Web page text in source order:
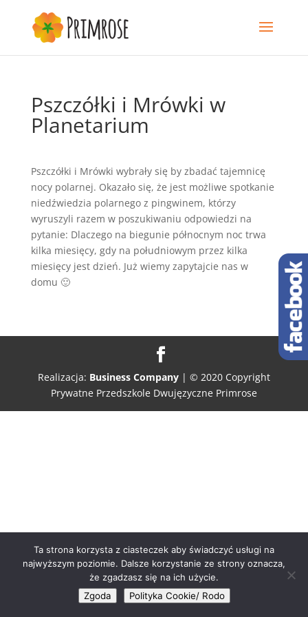
Pszczółki i Mrówki w
Planetarium
Pszczółki i Mrówki wybrały się by zbadać tajemnicę
nocy polarnej. Okazało się, że jest możliwe spotkanie
niedźwiedzia polarnego z pingwinem, którzy
wyruszyli razem w poszukiwaniu odpowiedzi na
pytanie: Dlaczego na biegunie północnym noc trwa
kilka miesięcy, gdy na południowym przez kilka
miesięcy jest dzień. Już wiemy zapytajcie nas w
domu 🙂
Realizacja: Business Company| © 2020 Copyright
Prywatne Przedszkole Dwujęzyczne Primrose
Ta strona korzysta z ciasteczek aby świadczyć usługi na
najwyższym poziomie. Dalsze korzystanie ze strony oznacza,
że zgadzasz się na ich użycie.
Zgoda
Polityka Cookie/ Rodo